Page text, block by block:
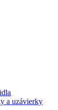
a uzávierky